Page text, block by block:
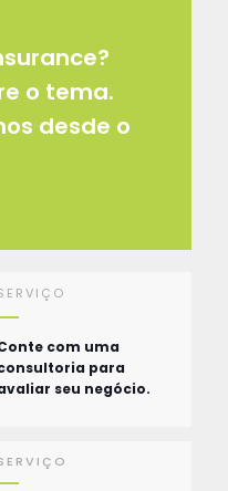
o tema.
desde o
com uma
para
seu negócio.